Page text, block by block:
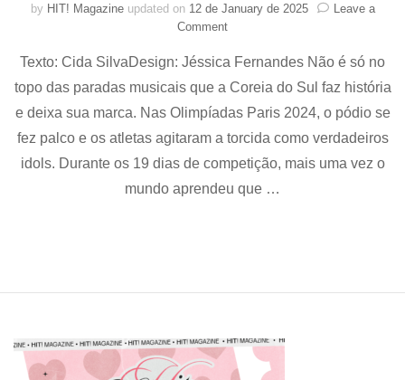
by HIT! Magazine updated on 12 de January de 2025
Leave a
Commenton
do
Sul
Olimpíadas
2024:
país
do
do
Texto: Cida SilvaDesign: Jéssica Fernandes Não é só no
topo das paradas musicais que a Coreia do Sul faz história
e deixa sua marca. Nas Olimpíadas Paris 2024, o pódio se
fez palco e os atletas agitaram a torcida como verdadeiros
idols. Durante os 19 dias de competição, mais uma vez o
mundo aprendeu que …